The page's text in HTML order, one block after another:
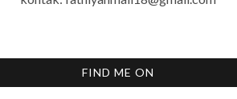
FIND ME ON